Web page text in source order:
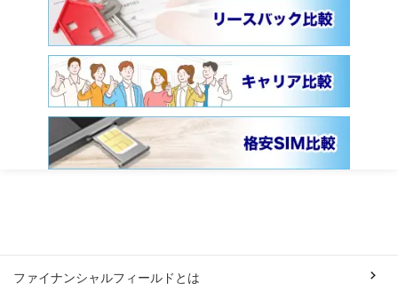
ファイナンシャルフィールドとは